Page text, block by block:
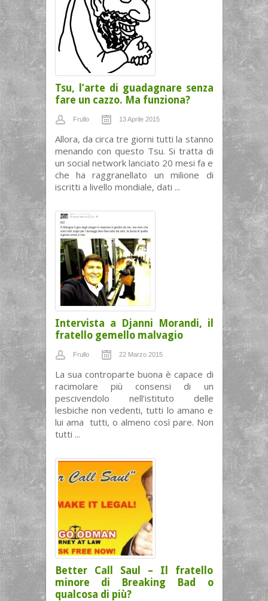
Tsu, l’arte di guadagnare senza
fare un cazzo. Ma funziona?
Frullo 13 Aprile 2015
Allora, da circa tre giorni tutti la stanno
menando con questo Tsu. Si tratta di
un social network lanciato 20 mesi fa e
che ha raggranellato un milione di
iscritti a livello mondiale, dati ...
Intervista a Djanni Morandi, il
fratello gemello malvagio
Frullo 22 Marzo 2015
La sua controparte buona è capace di
racimolare più consensi di un
pescivendolo nell’istituto delle
lesbiche non vedenti, tutti lo amano e
lui ama tutti, o almeno così pare. Non
tutti ...
Better Call Saul – Il fratello
minore di Breaking Bad o
qualcosa di più?